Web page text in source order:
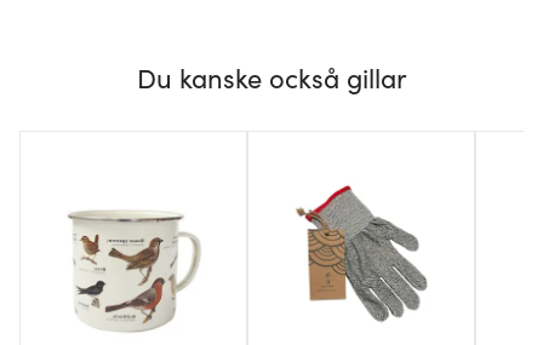
Du kanske också gillar